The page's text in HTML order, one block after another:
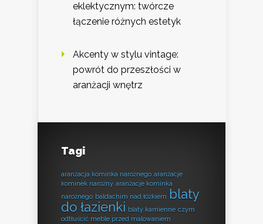
eklektycznym: twórcze
łączenie różnych estetyk
Akcenty w stylu vintage:
powrót do przeszłości w
aranżacji wnętrz
Tagi
aranżacja kominka narożnego aranżacje
kominek narożny aranżacje kominka
narożnego baldachim nad łóżkiem
blaty
do łazienki blaty kamienne czym
odtłuścić meble przed malowaniem